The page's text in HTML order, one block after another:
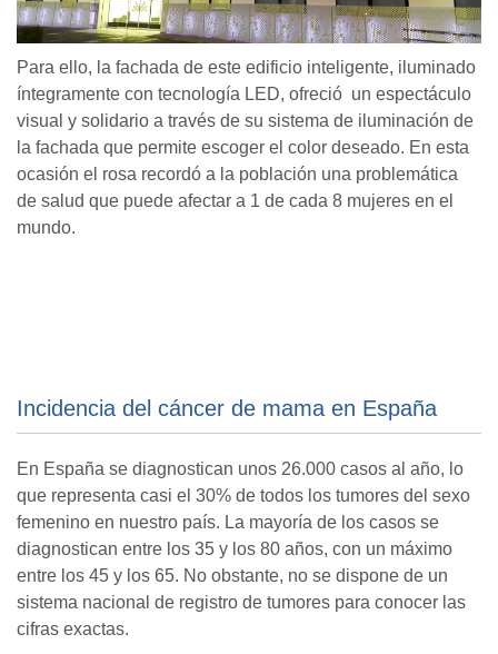
Para ello, la fachada de este edificio inteligente, iluminado
íntegramente con tecnología LED, ofreció un espectáculo
visual y solidario a través de su sistema de iluminación de
la fachada que permite escoger el color deseado. En esta
ocasión el rosa recordó a la población una problemática
de salud que puede afectar a 1 de cada 8 mujeres en el
mundo.
Incidencia del cáncer de mama en España
En España se diagnostican unos 26.000 casos al año, lo
que representa casi el 30% de todos los tumores del sexo
femenino en nuestro país. La mayoría de los casos se
diagnostican entre los 35 y los 80 años, con un máximo
entre los 45 y los 65. No obstante, no se dispone de un
sistema nacional de registro de tumores para conocer las
cifras exactas.